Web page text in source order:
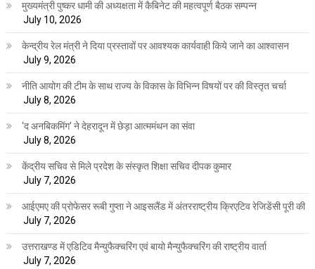
मुख्यमंत्री पुष्कर धामी की अध्यक्षता में कैबिनेट की महत्वपूर्ण बैठक सम्पन्न
July 10, 2026
केन्द्रीय रेल मंत्री ने दिया प्रस्तावों पर आवश्यक कार्यवाही किये जाने का आश्वासन
July 9, 2026
नीति आयोग की टीम के साथ राज्य के विकास के विभिन्न विषयों पर की विस्तृत चर्चा
July 8, 2026
‘द अनबिकमिंग’ ने देहरादून में छेड़ा आत्ममंथन का संवा
July 8, 2026
केंद्रीय सचिव से मिले प्रदेश के संस्कृत शिक्षा सचिव दीपक कुमार
July 7, 2026
आईएमए की प्रोफेसर रूबी गुप्ता ने आइसलैंड में अंतरराष्ट्रीय क्रिएटिव रेजिडेंसी पूरी की
July 7, 2026
उत्तराखण्ड में एडिटिव मैन्युफैक्चरिंग एवं बायो मैन्युफैक्चरिंग की राष्ट्रीय वार्ता
July 7, 2026